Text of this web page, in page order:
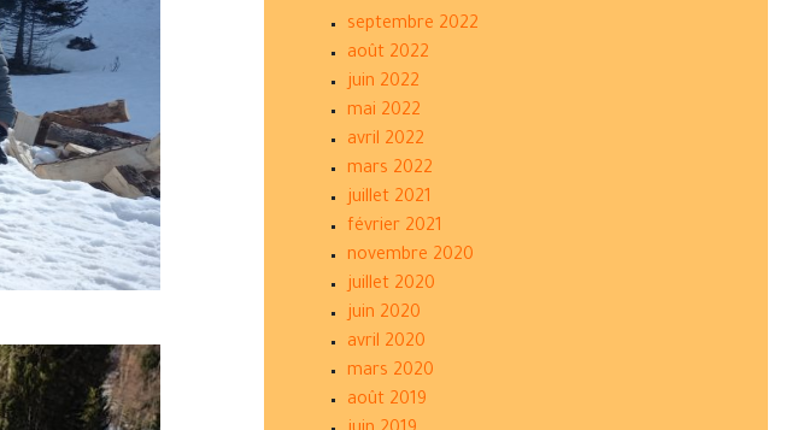
septembre 2022
août 2022
juin 2022
mai 2022
avril 2022
mars 2022
juillet 2021
février 2021
novembre 2020
juillet 2020
juin 2020
avril 2020
mars 2020
août 2019